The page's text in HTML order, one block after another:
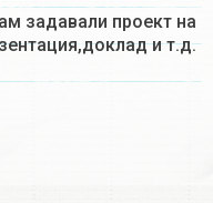
задавали проект на
и т.д.